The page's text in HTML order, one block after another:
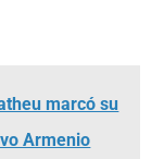
marcó su
Armenio